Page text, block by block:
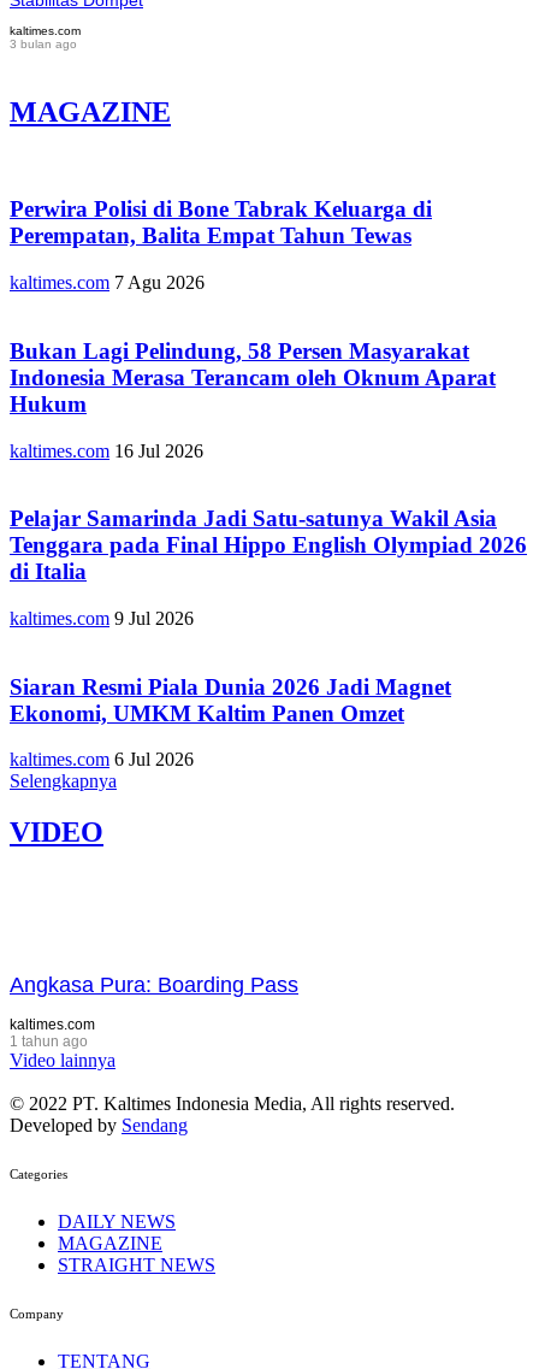
kaltimes.com
3 bulan ago
MAGAZINE
Perwira Polisi di Bone Tabrak Keluarga di
Perempatan, Balita Empat Tahun Tewas
kaltimes.com 7 Agu 2026
Bukan Lagi Pelindung, 58 Persen Masyarakat
Indonesia Merasa Terancam oleh Oknum Aparat
Hukum
kaltimes.com 16 Jul 2026
Pelajar Samarinda Jadi Satu-satunya Wakil Asia
Tenggara pada Final Hippo English Olympiad 2026
di Italia
kaltimes.com 9 Jul 2026
Siaran Resmi Piala Dunia 2026 Jadi Magnet
Ekonomi, UMKM Kaltim Panen Omzet
kaltimes.com 6 Jul 2026
Selengkapnya
VIDEO
Angkasa Pura: Boarding Pass
kaltimes.com
1 tahun ago
Video lainnya
© 2022 PT. Kaltimes Indonesia Media, All rights reserved.
Developed by Sendang
Categories
DAILY NEWS
MAGAZINE
STRAIGHT NEWS
Company
TENTANG